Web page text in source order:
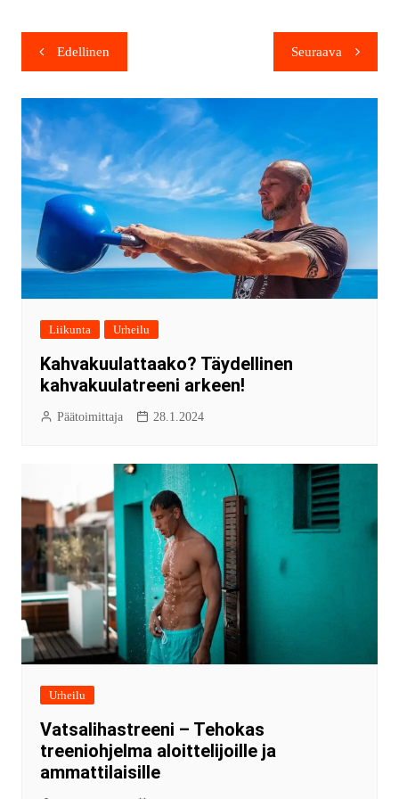
Edellinen Seuraava
Liikunta Urheilu
Kahvakuulattaako? Täydellinen
kahvakuulatreeni arkeen!
Päätoimittaja 28.1.2024
Urheilu
Vatsalihastreeni – Tehokas
treeniohjelma aloittelijoille ja
ammattilaisille